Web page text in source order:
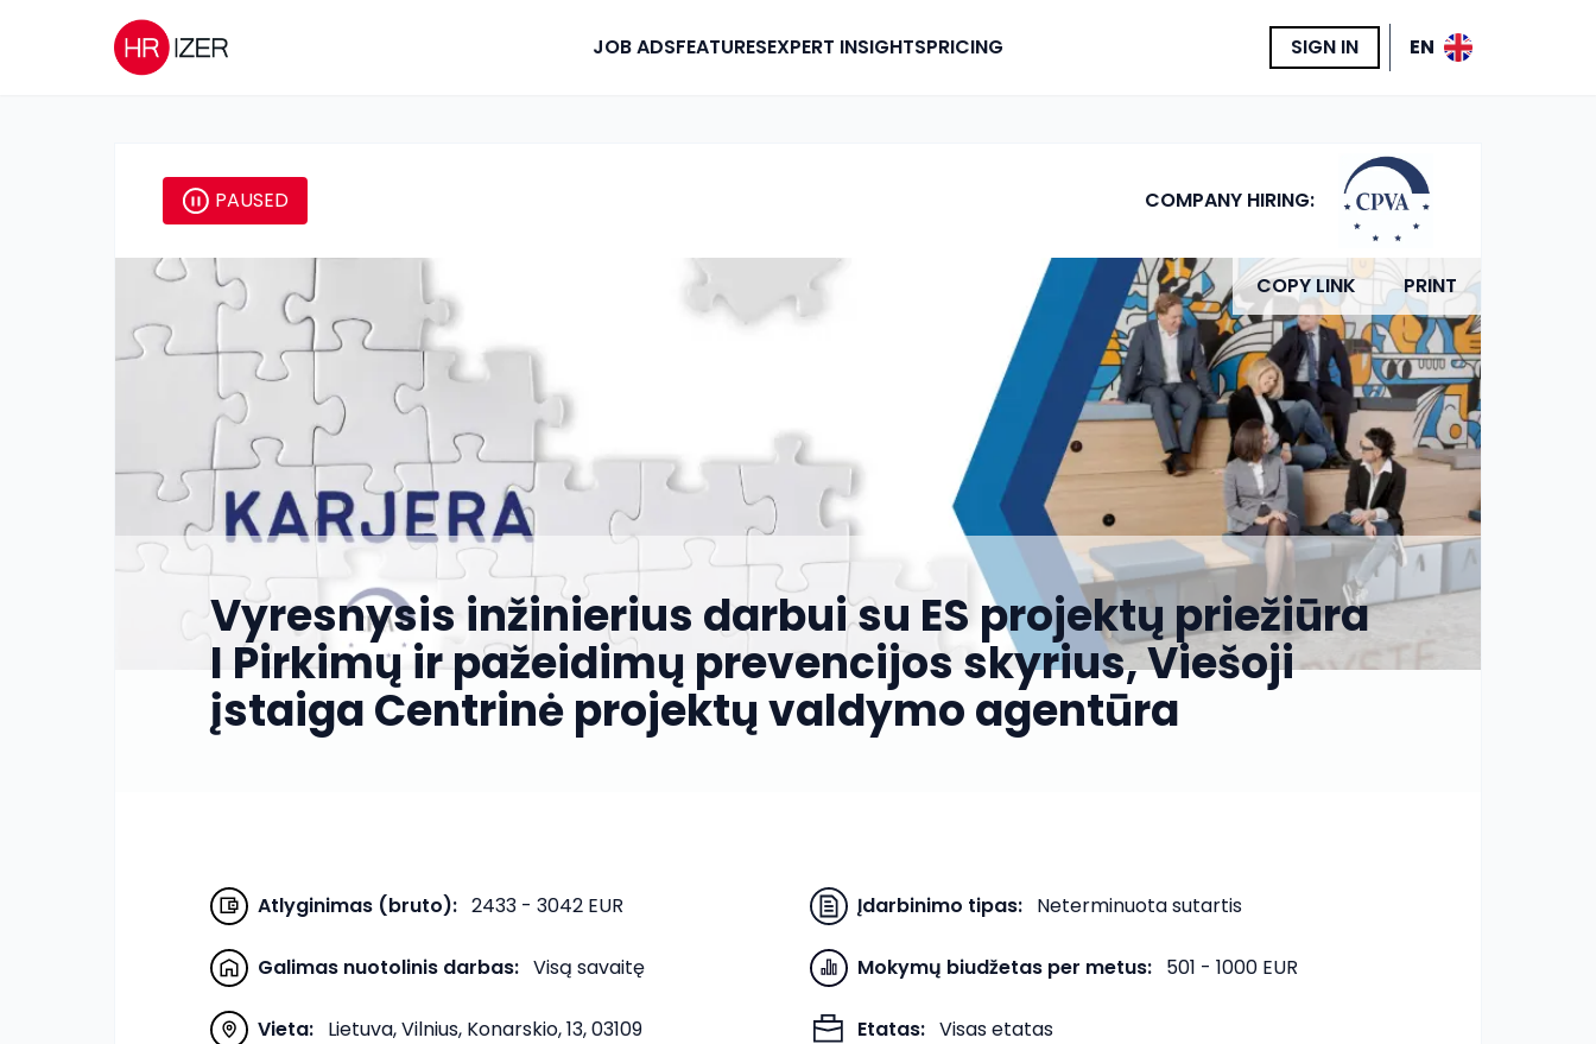
JOB ADSFEATURESEXPERT INSIGHTSPRICING SIGN IN EN
PAUSED COMPANY HIRING:
COPY LINK PRINT
Vyresnysis inžinierius darbui su ES projektų priežiūra
I Pirkimų ir pažeidimų prevencijos skyrius, Viešoji
įstaiga Centrinė projektų valdymo agentūra
Atlyginimas (bruto): 2433 - 3042 EUR Įdarbinimo tipas: Neterminuota sutartis
Galimas nuotolinis darbas: Visą savaitę Mokymų biudžetas per metus: 501 - 1000 EUR
Vieta: Lietuva, Vilnius, Konarskio, 13, 03109 Etatas: Visas etatas